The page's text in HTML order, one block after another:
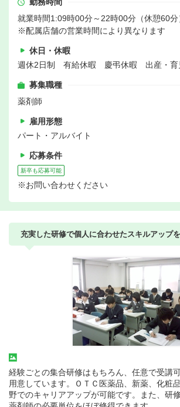
勤務時間
就業時間1:09時00分～22時00分（休憩60分
※配属店舗の営業時間により異なります
休日・休暇
週休2日制 有給休暇 慶弔休暇 出産・育
募集職種
薬剤師
雇用形態
パート・アルバイト
応募条件
新卒も応募可能
※お問い合わせください
充実した研修で個人に合わせたスキルアップを
経験ごとの集合研修はもちろん、任意で受講
用意しています。ＯＴＣ医薬品、新薬、化粧
野でのキャリアアップが可能です。また、研